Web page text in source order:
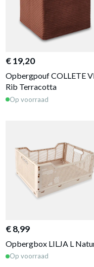
€ 19,20
Opbergpouf COLLETE
Rib Terracotta
Op voorraad
€ 8,99
Opbergbox LILJA L
Op voorraad